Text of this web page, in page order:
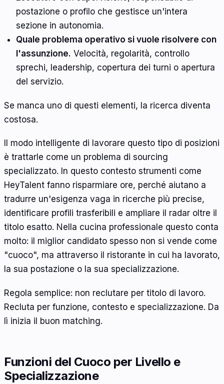
postazione o profilo che gestisce un'intera
sezione in autonomia.
Quale problema operativo si vuole risolvere con
l'assunzione. Velocità, regolarità, controllo
sprechi, leadership, copertura dei turni o apertura
del servizio.
Se manca uno di questi elementi, la ricerca diventa
costosa.
Il modo intelligente di lavorare questo tipo di posizioni
è trattarle come un problema di sourcing
specializzato. In questo contesto strumenti come
HeyTalent fanno risparmiare ore, perché aiutano a
tradurre un'esigenza vaga in ricerche più precise,
identificare profili trasferibili e ampliare il radar oltre il
titolo esatto. Nella cucina professionale questo conta
molto: il miglior candidato spesso non si vende come
"cuoco", ma attraverso il ristorante in cui ha lavorato,
la sua postazione o la sua specializzazione.
Regola semplice: non reclutare per titolo di lavoro.
Recluta per funzione, contesto e specializzazione. Da
lì inizia il buon matching.
Funzioni del Cuoco per Livello e
Specializzazione